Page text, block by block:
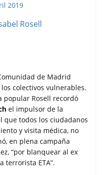
de Madrid
colectivos vulnerables.
popular Rosell recordó
el impulsor de la
que todos los ciudadanos
y visita médica, no
en plena campaña
“por blanquear al ex
terrorista ETA”.